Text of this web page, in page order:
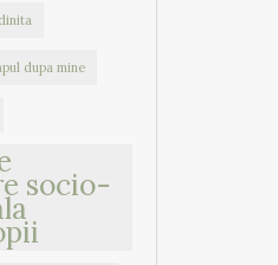
dupa mine
socio-